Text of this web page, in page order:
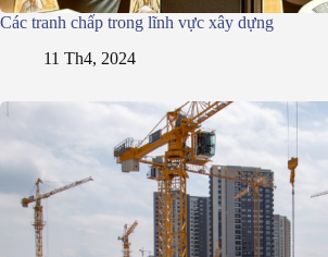
Các tranh chấp trong lĩnh vực xây dựng
11 Th4, 2024